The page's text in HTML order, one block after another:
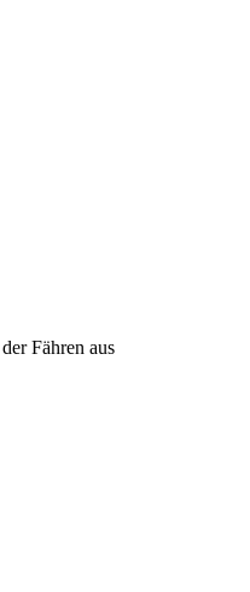
Fähren aus